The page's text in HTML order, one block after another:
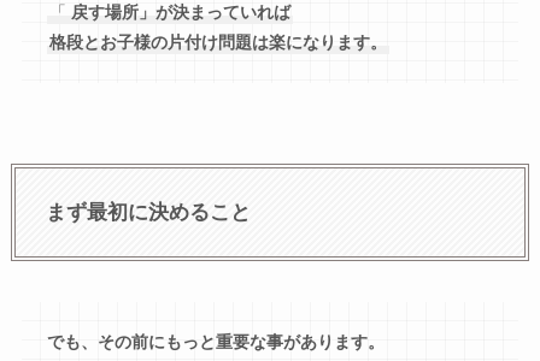
「 戻す場所」が決まっていれば
格段とお子様の片付け問題は楽になります。
まず最初に決めること
でも、その前にもっと重要な事があります。